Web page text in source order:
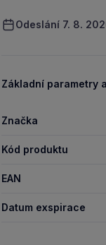
Odeslání 7. 8.
Základní parametry
Značka
Kód produktu
EAN
Datum exspirace